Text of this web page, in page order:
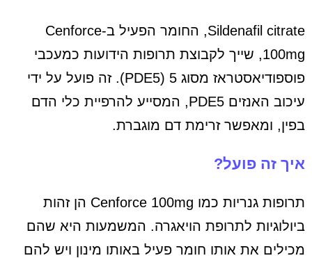
Sildenafil citrate, החומר הפעיל ב-Cenforce
100mg, שייך לקבוצת תרופות הידועות כמעכבי
פוספודיאסטראז מסוג 5 (PDE5). זה פועל על ידי
עיכוב האנזים PDE5, המסייע להרפיית כלי הדם
בפין, ומאפשר זרימת דם מוגברת.
איך זה פועל?
תרופות גנריות כמו Cenforce 100mg הן זהות
ביולוגיות לתרופת הויאגרה. המשמעות היא שהם
מכילים את אותו חומר פעיל באותו מינון ויש להם